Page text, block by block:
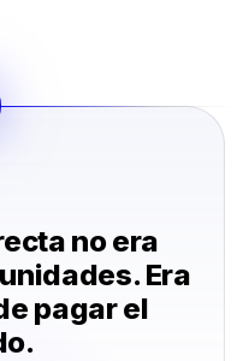
no era
Era
pagar el